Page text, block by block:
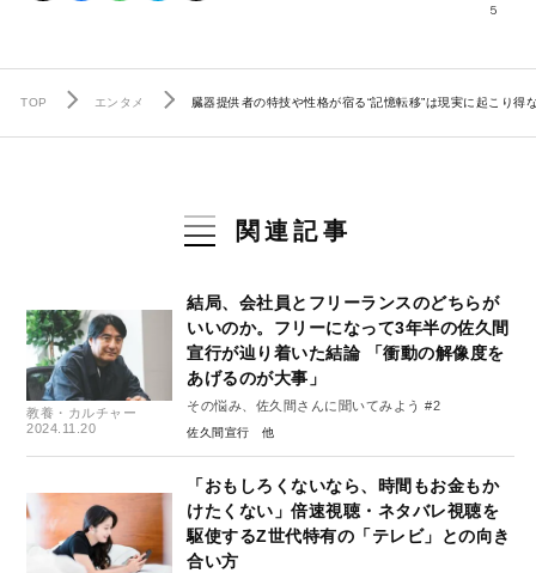
5
TOP エンタメ 臓器提供者の特技や性格が宿る“記憶転移”は現実に起こり
関連記事
教養・カルチャー
2024.11.20
結局、会社員とフリーランスのどちらが
いいのか。フリーになって3年半の佐久間
宣行が辿り着いた結論 「衝動の解像度を
あげるのが大事」
その悩み、佐久間さんに聞いてみよう #2
佐久間宣行
「おもしろくないなら、時間もお金もか
けたくない」倍速視聴・ネタバレ視聴を
駆使するZ世代特有の「テレビ」との向き
合い方